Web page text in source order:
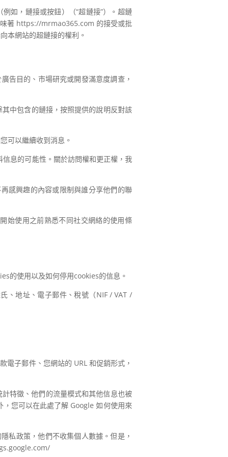
如，鏈接或按鈕）（“超鏈接”）。超鏈
著 https://mrmao365.com 的接受或批
網站的超鏈接的權利。
告目的、市場研究或開發滿意度調查，
中包含的鏈接，按照提供的說明反對該
可以繼續收到消息。
息的可能性。關於訪問權和更正權，我
感興趣的內容或限制與誰分享他們的聯
始使用之前熟悉不同社交網絡的使用條
的使用以及如何停用cookies的信息。
、地址、電子郵件、稅號（NIF / VAT /
電子郵件、您網站的 URL 和促銷形式，
特徵、他們的流量模式和其他信息也被
您可以在此處了解 Google 如何使用來
私政策，他們不收集個人數據。但是，